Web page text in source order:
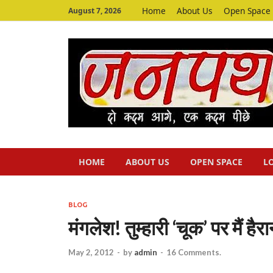
August 7, 2026 Home About Us Open Space
HOME ABOUT US OPEN SPACE
BLOG
मंगलेश! तुम्‍हारी ‘चूक’ पर मैं
May 2, 2012 - by admin - 16 Comments.